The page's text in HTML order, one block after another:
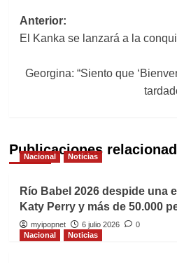
Navegación
de
entradas
Anterior:
El Kanka se lanzará a la
Georgina: “Siento que
Publicaciones
Nacional Noticias
Río Babel 2026 despide una
Katy Perry y más de 50.000
myipopnet 6 julio 2026
0
Nacional
Noticias